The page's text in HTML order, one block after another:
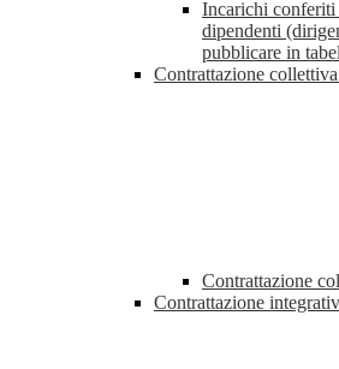
Incarichi conferiti
dipendenti
pubblicare in
Contrattazione collettiva
Contrattazione
Contrattazione